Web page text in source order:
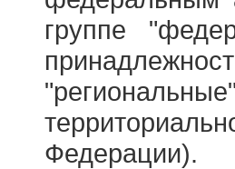
группе
Федерации).